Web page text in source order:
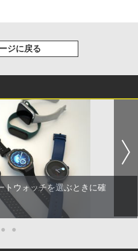
ジに戻る
トウォッチを選ぶときに確
● ●